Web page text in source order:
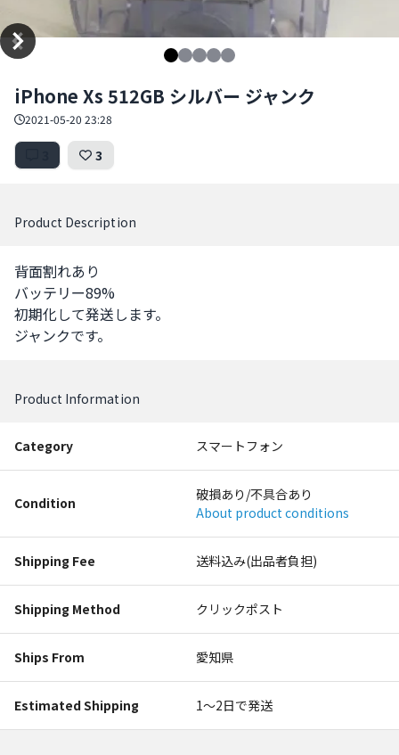
iPhone Xs 512GB シルバー ジャンク
2021-05-20 23:28
3
Product Description
背面割れあり
バッテリー89%
初期化して発送します。
ジャンクです。
Product Information
Category スマートフォン
Condition
破損あり/不具合あり
About product conditions
Shipping Fee 送料込み(出品者負担)
Shipping Method クリックポスト
Ships From 愛知県
Estimated Shipping 1〜2日で発送